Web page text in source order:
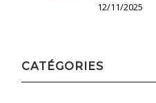
12/11/2025
CATÉGORIES